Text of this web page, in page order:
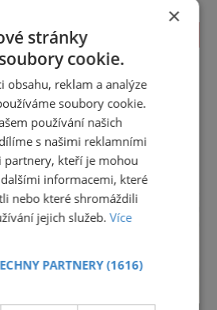
NA CESTY
krajKarlovarský kraj
krajLiberecký kraj
kraj Olomoucký kraj
kraj Plzeňský krajPraha
Ústecký krajVysočina
Zlínský kraj
reklama
×
stránky
cookie.
obsahu, reklam a analýze
soubory cookie.
používání našich
s našimi reklamními
partnery, kteří je mohou
informacemi, které
nebo které shromáždili
jejich služeb.Více
PARTNERY(1616)